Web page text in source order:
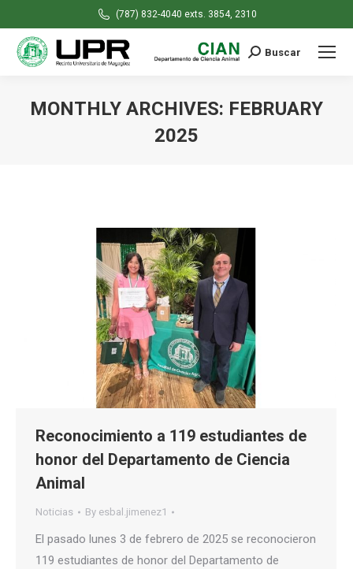
(787) 832-4040 exts. 3854, 2310
Search:
Buscar
MONTHLY ARCHIVES: FEBRUARY
2025
Reconocimiento a 119 estudiantes de
honor del Departamento de Ciencia
Animal
Noticias By esbal.jimenez1
El pasado lunes 3 de febrero de 2025 se reconocieron
119 estudiantes de honor del Departamento de